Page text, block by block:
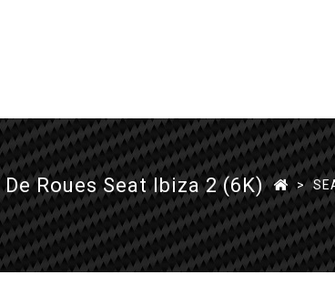
Roues Seat Ibiza 2 (6K) >